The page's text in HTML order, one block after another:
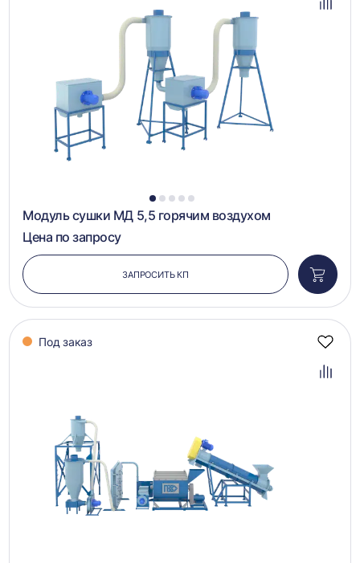
1 2 3 4 5
Модуль сушки МД 5,5 горячим воздухом
Цена по запросу
ЗАПРОСИТЬ КП
в
Под заказ